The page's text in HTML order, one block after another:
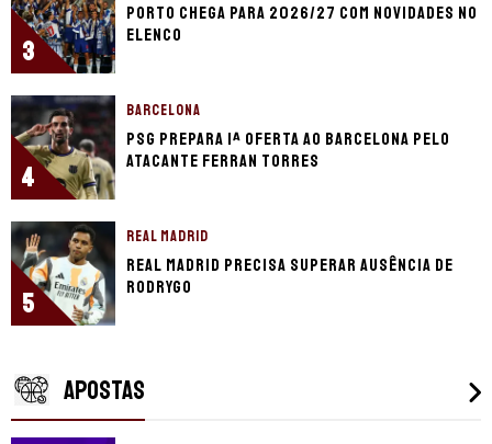
3
Porto chega para 2026/27 com novidades no
elenco
4
BARCELONA
PSG prepara 1ª oferta ao Barcelona pelo
atacante Ferran Torres
5
REAL MADRID
Real Madrid precisa superar ausência de
Rodrygo
APOSTAS